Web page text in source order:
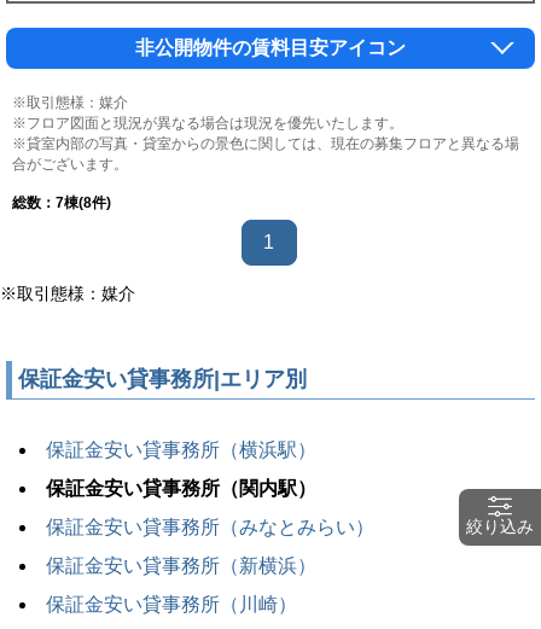
非公開物件の賃料目安アイコン
※取引態様：媒介
※フロア図面と現況が異なる場合は現況を優先いたします。
※貸室内部の写真・貸室からの景色に関しては、現在の募集フロアと異なる場
合がございます。
総数： 7棟(8件)
1
※取引態様：媒介
保証金安い貸事務所|エリア別
保証金安い貸事務所（横浜駅）
保証金安い貸事務所（関内駅）
保証金安い貸事務所（みなとみらい）
保証金安い貸事務所（新横浜）
保証金安い貸事務所（川崎）
絞り込み